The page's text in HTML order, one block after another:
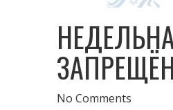
No Comments